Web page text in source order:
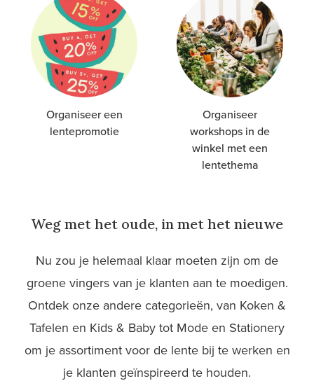
Organiseer een
lentepromotie
Organiseer
workshops in de
winkel met een
lentethema
Weg met het oude, in met het nieuwe
Nu zou je helemaal klaar moeten zijn om de
groene vingers van je klanten aan te moedigen.
Ontdek onze andere categorieën, van Koken &
Tafelen en Kids & Baby tot Mode en Stationery
om je assortiment voor de lente bij te werken en
je klanten geïnspireerd te houden.